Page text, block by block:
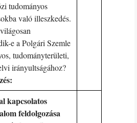
tudományos
való illeszkedés.
e a Polgári Szemle
tudományterületi,
irányultságához?
kapcsolatos
feldolgozása